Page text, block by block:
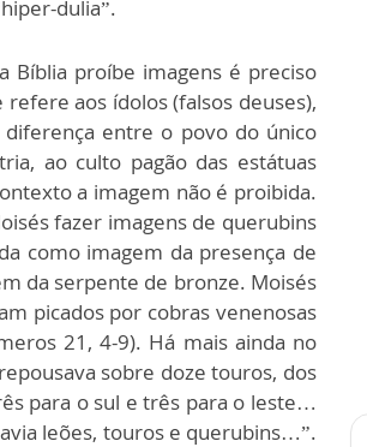
dulia”.
Bíblia proíbe imagens é preciso
aos ídolos (falsos deuses),
entre o povo do único
ao culto pagão das estátuas
a imagem não é proibida.
fazer imagens de querubins
como imagem da presença de
da serpente de bronze. Moisés
picados por cobras venenosas
21, 4-9). Há mais ainda no
sobre doze touros, dos
para o sul e três para o leste…
leões, touros e querubins…”.